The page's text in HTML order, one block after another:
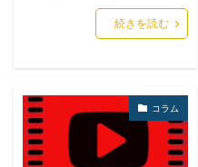
データベース
データ修
データ復旧
データ持ち
デジタル
デジタルフ
テレマティクス
テレワ
テレワークのセキュリティ
続きを読む
コラム